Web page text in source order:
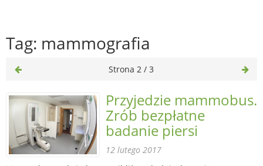
Tag: mammografia
Strona 2 / 3
Przyjedzie mammobus.
Zrób bezpłatne
badanie piersi
12 lutego 2017